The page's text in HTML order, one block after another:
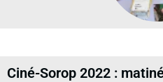
Ciné-Sorop 2022 :